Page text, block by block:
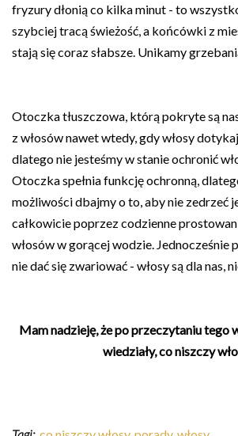
fryzury dłonią co kilka minut - to
szybciej tracą świeżość, a końcówki z
stają się coraz słabsze. Unikamy
Otoczka tłuszczowa, którą pokryte są
z włosów nawet wtedy, gdy włosy
dlatego nie jesteśmy w stanie ochronić
Otoczka spełnia funkcję ochronną,
możliwości dbajmy o to, aby nie zedrzeć
całkowicie poprzez codzienne
włosów w gorącej wodzie. Jednocześnie
nie dać się zwariować - włosy są dla nas,
Mam nadzieję, że po przeczytaniu tego
wiedziały, co niszczy